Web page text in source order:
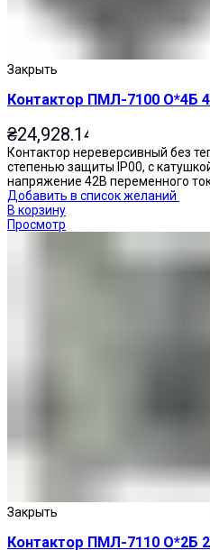
Закрыть
Контактор ПМЛ-7100 О*4Б
₴24,928.14
Контактор нереверсивный без
степенью защиты IP00, с
напряжение 42В переменного
Добавить в список желаний
В корзину
Просмотр
Закрыть
Контактор ПМЛ-7110 О*2Б